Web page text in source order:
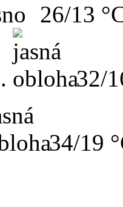
26/13
32/
34/19